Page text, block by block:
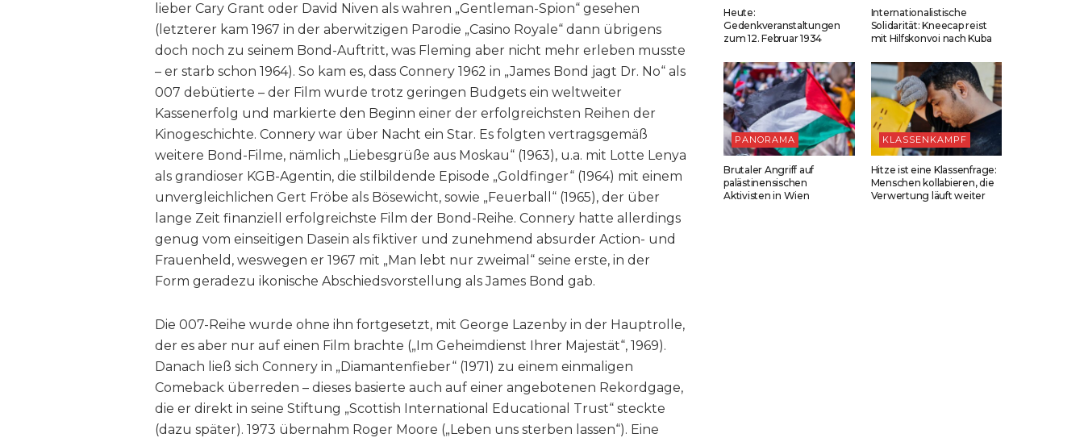
lieber Cary Grant oder David Niven als wahren „Gentleman-Spion“ gesehen
(letzterer kam 1967 in der aberwitzigen Parodie „Casino Royale“ dann übrigens
doch noch zu seinem Bond-Auftritt, was Fleming aber nicht mehr erleben musste
– er starb schon 1964). So kam es, dass Connery 1962 in „James Bond jagt Dr. No“ als
007 debütierte – der Film wurde trotz geringen Budgets ein weltweiter
Kassenerfolg und markierte den Beginn einer der erfolgreichsten Reihen der
Kinogeschichte. Connery war über Nacht ein Star. Es folgten vertragsgemäß
weitere Bond-Filme, nämlich „Liebesgrüße aus Moskau“ (1963), u.a. mit Lotte Lenya
als grandioser KGB-Agentin, die stilbildende Episode „Goldfinger“ (1964) mit einem
unvergleichlichen Gert Fröbe als Bösewicht, sowie „Feuerball“ (1965), der über
lange Zeit finanziell erfolgreichste Film der Bond-Reihe. Connery hatte allerdings
genug vom einseitigen Dasein als fiktiver und zunehmend absurder Action- und
Frauenheld, weswegen er 1967 mit „Man lebt nur zweimal“ seine erste, in der
Form geradezu ikonische Abschiedsvorstellung als James Bond gab.
Die 007-Reihe wurde ohne ihn fortgesetzt, mit George Lazenby in der Hauptrolle,
der es aber nur auf einen Film brachte („Im Geheimdienst Ihrer Majestät“, 1969).
Danach ließ sich Connery in „Diamantenfieber“ (1971) zu einem einmaligen
Comeback überreden – dieses basierte auch auf einer angebotenen Rekordgage,
die er direkt in seine Stiftung „Scottish International Educational Trust“ steckte
(dazu später). 1973 übernahm Roger Moore („Leben uns sterben lassen“). Eine
Heute:
Gedenkveranstaltungen
zum 12. Februar 1934
Internationalistische
Solidarität: Kneecap reist
mit Hilfskonvoi nach Kuba
PANORAMA
Brutaler Angriff auf
palästinensischen
Aktivisten in Wien
KLASSENKAMPF
Hitze ist eine Klassenfrage:
Menschen kollabieren, die
Verwertung läuft weiter